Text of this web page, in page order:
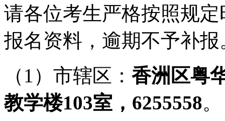
请各位考生严格按照规
报名资料，逾期不予补
（1）市辖区： 香洲区粤
教学楼103室，6255558。